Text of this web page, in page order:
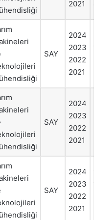
2021
SAY
2024
2023
2022
2021
SAY
2024
2023
2022
2021
SAY
2024
2023
2022
2021